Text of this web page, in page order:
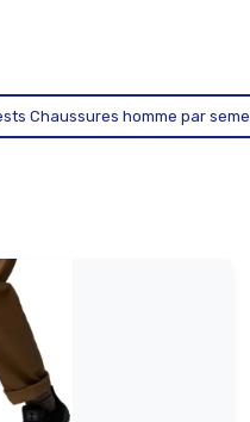
Chaussures homme par